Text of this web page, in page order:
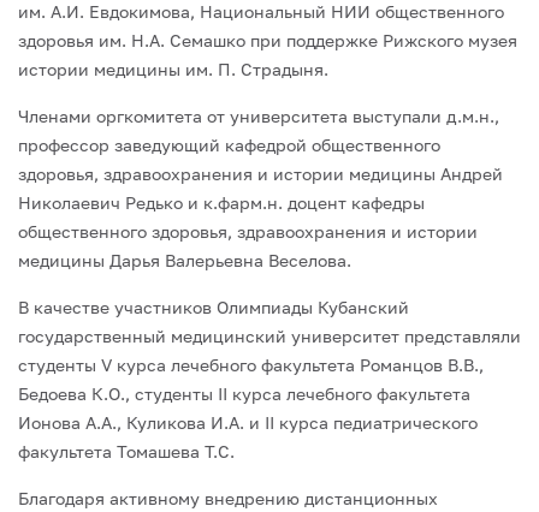
им. А.И. Евдокимова, Национальный НИИ общественного
здоровья им. Н.А. Семашко при поддержке Рижского музея
истории медицины им. П. Страдыня.
Членами оргкомитета от университета выступали д.м.н.,
профессор заведующий кафедрой общественного
здоровья, здравоохранения и истории медицины Андрей
Николаевич Редько и к.фарм.н. доцент кафедры
общественного здоровья, здравоохранения и истории
медицины Дарья Валерьевна Веселова.
В качестве участников Олимпиады Кубанский
государственный медицинский университет представляли
студенты V курса лечебного факультета Романцов В.В.,
Бедоева К.О., студенты II курса лечебного факультета
Ионова А.А., Куликова И.А. и II курса педиатрического
факультета Томашева Т.С.
Благодаря активному внедрению дистанционных